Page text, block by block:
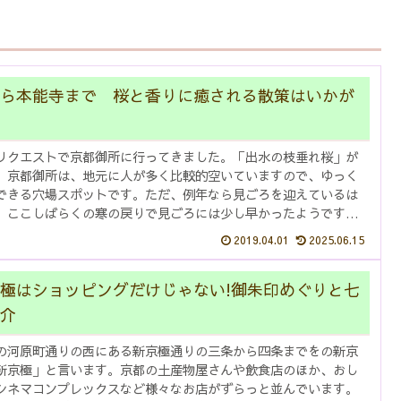
本能寺まで 桜と香りに癒される散策はいかが
クエストで京都御所に行ってきました。「出水の枝垂れ桜」が
京都御所は、地元に人が多く比較的空いていますので、ゆっく
きる穴場スポットです。ただ、例年なら見ごろを迎えているは
ここしばらくの寒の戻りで見ごろには少し早かったようです。
2019.04.01 2025.06.15
はショッピングだけじゃない!御朱印めぐりと七
河原町通りの西にある新京極通りの三条から四条までをの新京
京極」と言います。京都の土産物屋さんや飲食店のほか、おし
ネマコンプレックスなど様々なお店がずらっと並んでいます。